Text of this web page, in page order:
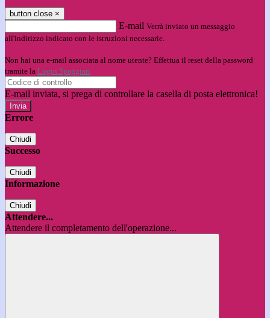
button close ×
E-mail Verrà inviato un messaggio
all'indirizzo indicato con le istruzioni necessarie.
Non hai una e-mail associata al nome utente? Effettua il reset della password
tramite la Login Spaggiari
E-mail inviata, si prega di controllare la casella di posta elettronica!
Errore
Chiudi
Successo
Chiudi
Informazione
Chiudi
Attendere...
Attendere il completamento dell'operazione...